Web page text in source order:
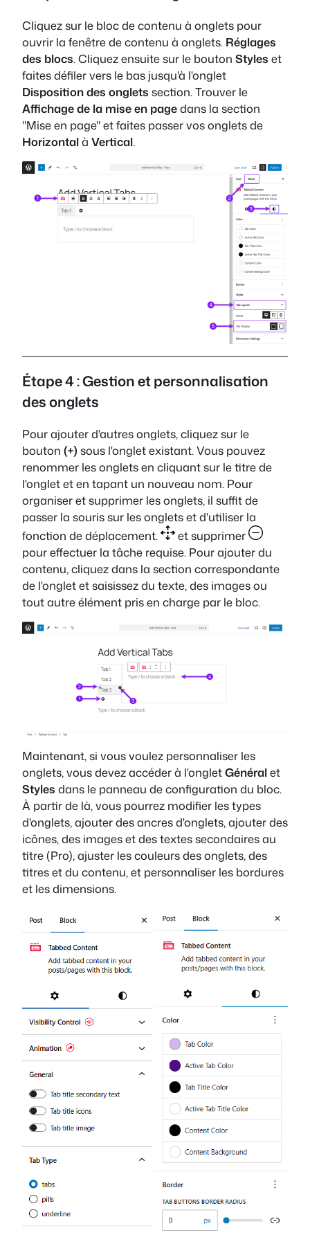
Cliquez sur le bloc de contenu à onglets pour
ouvrir la fenêtre de contenu à onglets. Réglages
des blocs. Cliquez ensuite sur le bouton Styles et
faites défiler vers le bas jusqu'à l'onglet
Disposition des onglets section. Trouver le
Affichage de la mise en pagedans la section
"Mise en page" et faites passer vos onglets de
Horizontalà Vertical.
Étape 4 : Gestion et personnalisation
des onglets
Pour ajouter d'autres onglets, cliquez sur le
bouton (+) sous l'onglet existant. Vous pouvez
renommer les onglets en cliquant sur le titre de
l'onglet et en tapant un nouveau nom. Pour
organiser et supprimer les onglets, il suffit de
passer la souris sur les onglets et d'utiliser la
fonction de déplacement.
et supprimer
pour effectuer la tâche requise. Pour ajouter du
contenu, cliquez dans la section correspondante
de l'onglet et saisissez du texte, des images ou
tout autre élément pris en charge par le bloc.
Maintenant, si vous voulez personnaliser les
onglets, vous devez accéder à l'ongletGénéralet
Styles dans le panneau de configuration du bloc.
À partir de là, vous pourrez modifier les types
d'onglets, ajouter des ancres d'onglets, ajouter des
icônes, des images et des textes secondaires au
titre (Pro), ajuster les couleurs des onglets, des
titres et du contenu, et personnaliser les bordures
et les dimensions.